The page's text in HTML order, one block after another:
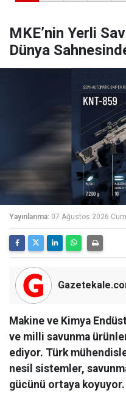
MKE’nin Yerli
Dünya
Yayınlanma: 07 Ağustos 2026
Makine ve Kimya
ve milli savunma
ediyor. Türk
nesil sistemler,
gücünü ortaya koyuyor.